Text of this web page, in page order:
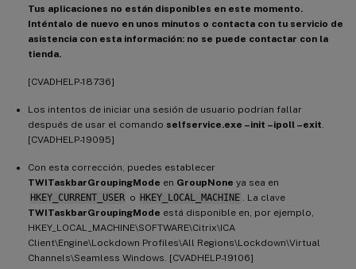
Tus aplicaciones no están disponibles en este momento.
Inténtalo de nuevo en unos minutos o contacta con tu servicio de
asistencia con esta información: no se puede contactar con la
tienda.
[CVADHELP-18736]
Los intentos de iniciar una sesión de usuario podrían fallar
después de usar el comando selfservice.exe –init –ipoll –exit
[CVADHELP-19095]
Con esta corrección, puedes establecer
TWITaskbarGroupingMode en GroupNone ya sea en
HKEY_CURRENT_USER o HKEY_LOCAL_MACHINE
. La clave
TWITaskbarGroupingMode está disponible en, por ejemplo,
HKEY_LOCAL_MACHINE\SOFTWARE\Citrix\ICA
Client\Engine\Lockdown Profiles\All Regions\Lockdown\Virtual
Channels\Seamless Windows. [CVADHELP-19106]